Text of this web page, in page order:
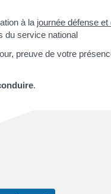
à la journée défense
du service national
preuve de votre
.